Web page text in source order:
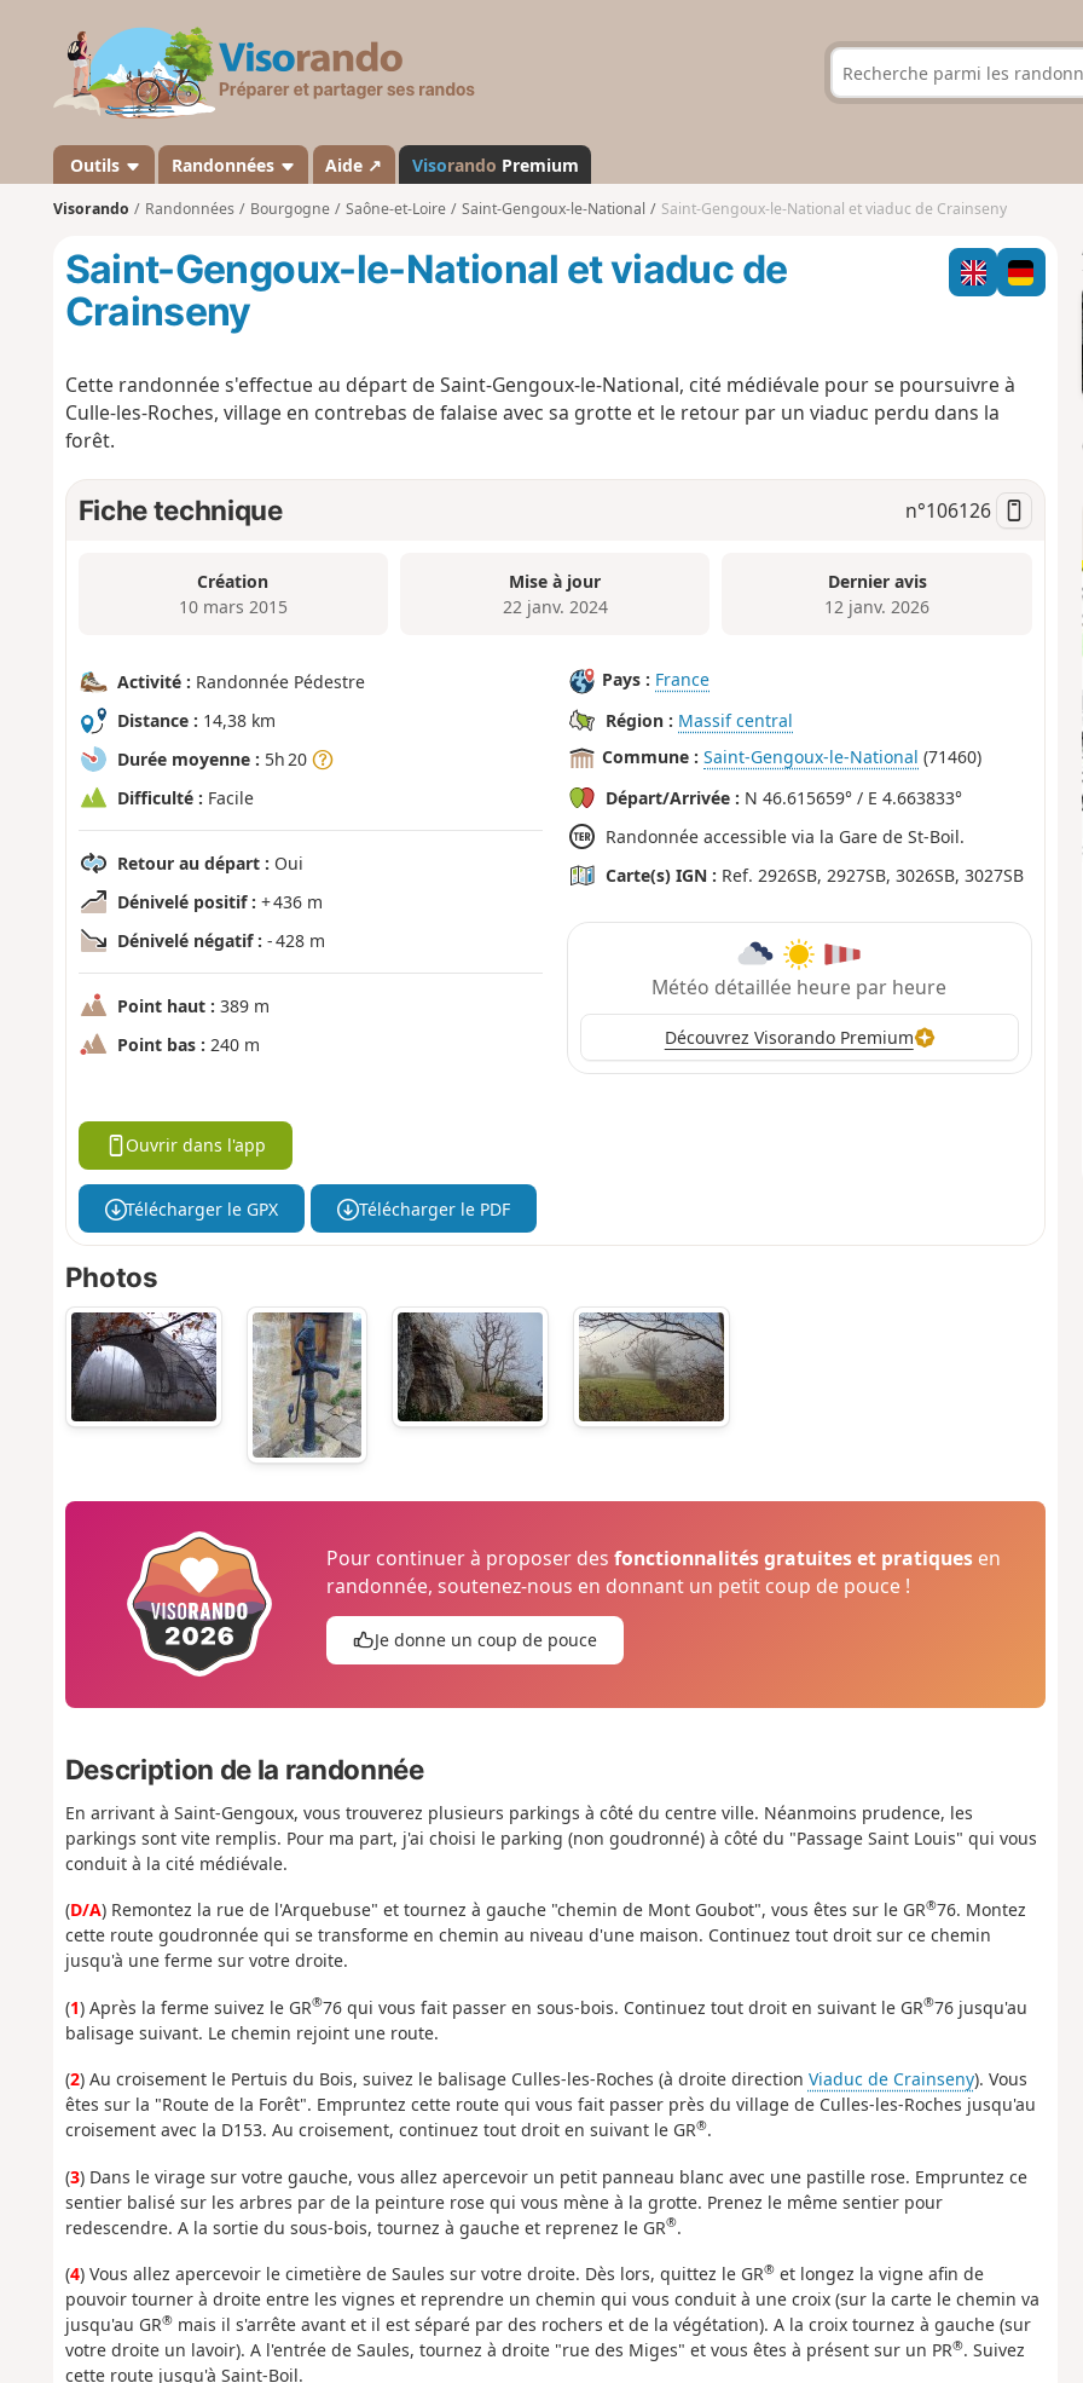
s
a
n
d
Outils Randonnées Aide ↗ Visorando Premium
Visorando Randonnées Bourgogne Saône-et-Loire Saint-Gengoux-le-National Saint-Gengoux-le-National et viaduc de Crainseny
Saint-Gengoux-le-National et viaduc de
Crainseny
Cette randonnée s'effectue au départ de Saint-Gengoux-le-National, cité médiévale pour se poursuivre à
Culle-les-Roches, village en contrebas de falaise avec sa grotte et le retour par un viaduc perdu dans la
forêt.
Fiche technique n°106126
Création
10 mars 2015
Mise à jour
22 janv. 2024
Dernier avis
12 janv. 2026
Activité : Randonnée Pédestre
Distance : 14,38 km
Durée moyenne : 5h 20
Difficulté : Facile
Retour au départ : Oui
Dénivelé positif : + 436 m
Dénivelé négatif : - 428 m
Point haut : 389 m
Point bas : 240 m
Pays : France
Région : Massif central
Commune : Saint-Gengoux-le-National (71460)
Départ/Arrivée : N 46.615659° / E 4.663833°
Randonnée accessible via la Gare de St-Boil.
Carte(s) IGN : Ref. 2926SB, 2927SB, 3026SB, 3027SB
Météo détaillée heure par heure
Découvrez Visorando Premium
Ouvrir dans l'app
Télécharger le GPX Télécharger le PDF
Photos
Pour continuer à proposer desfonctionnalités gratuites et pratiques en
randonnée, soutenez-nous en donnant un petit coup de pouce !
Je donne un coup de pouce
Description de la randonnée
En arrivant à Saint-Gengoux, vous trouverez plusieurs parkings à côté du centre ville. Néanmoins prudence, les
parkings sont vite remplis. Pour ma part, j'ai choisi le parking (non goudronné) à côté du "Passage Saint Louis" qui vous
conduit à la cité médiévale.
(D/A) Remontez la rue de l'Arquebuse" et tournez à gauche "chemin de Mont Goubot", vous êtes sur le GR®76. Montez
cette route goudronnée qui se transforme en chemin au niveau d'une maison. Continuez tout droit sur ce chemin
jusqu'à une ferme sur votre droite.
(1) Après la ferme suivez le GR®76 qui vous fait passer en sous-bois. Continuez tout droit en suivant le GR®76 jusqu'au
balisage suivant. Le chemin rejoint une route.
(2) Au croisement le Pertuis du Bois, suivez le balisage Culles-les-Roches (à droite direction Viaduc de Crainseny). Vous
êtes sur la "Route de la Forêt". Empruntez cette route qui vous fait passer près du village de Culles-les-Roches jusqu'au
croisement avec la D153. Au croisement, continuez tout droit en suivant le GR®.
(3) Dans le virage sur votre gauche, vous allez apercevoir un petit panneau blanc avec une pastille rose. Empruntez ce
sentier balisé sur les arbres par de la peinture rose qui vous mène à la grotte. Prenez le même sentier pour
redescendre. A la sortie du sous-bois, tournez à gauche et reprenez le GR®.
(4) Vous allez apercevoir le cimetière de Saules sur votre droite. Dès lors, quittez le GR®et longez la vigne afin de
pouvoir tourner à droite entre les vignes et reprendre un chemin qui vous conduit à une croix (sur la carte le chemin va
jusqu'au GR®mais il s'arrête avant et il est séparé par des rochers et de la végétation). A la croix tournez à gauche (sur
votre droite un lavoir). A l'entrée de Saules, tournez à droite "rue des Miges" et vous êtes à présent sur un PR®. Suivez
cette route jusqu'à Saint-Boil.